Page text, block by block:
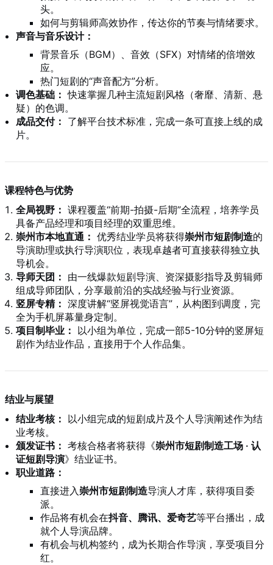
头。
如何与剪辑师高效协作，传达你的节奏与情绪要求。
声音与音乐设计：
背景音乐（BGM）、音效（SFX）对情绪的倍增效
应。
热门短剧的“声音配方”分析。
调色基础： 快速掌握几种主流短剧风格（奢靡、清新、悬
疑）的色调。
成品交付： 了解平台技术标准，完成一条可直接上线的成
片。
课程特色与优势
全局视野： 课程覆盖“前期-拍摄-后期”全流程，培养学员
具备产品经理和项目经理的双重思维。
崇州市本地直通： 优秀结业学员将获得崇州市短剧制造的
导演助理或执行导演职位，表现卓越者可直接获得独立执
导机会。
导师天团： 由一线爆款短剧导演、资深摄影指导及剪辑师
组成导师团队，分享最前沿的实战经验与行业资源。
竖屏专精： 深度讲解“竖屏视觉语言”，从构图到调度，完
全为手机屏幕量身定制。
项目制毕业： 以小组为单位，完成一部5-10分钟的竖屏短
剧作为结业作品，直接用于个人作品集。
结业与展望
结业考核： 以小组完成的短剧成片及个人导演阐述作为结
业考核。
颁发证书： 考核合格者将获得《崇州市短剧制造工场 · 认
证短剧导演》结业证书。
职业道路：
直接进入崇州市短剧制造导演人才库，获得项目委
派。
作品将有机会在抖音、腾讯、爱奇艺等平台播出，成
就个人导演品牌。
有机会与机构签约，成为长期合作导演，享受项目分
红。